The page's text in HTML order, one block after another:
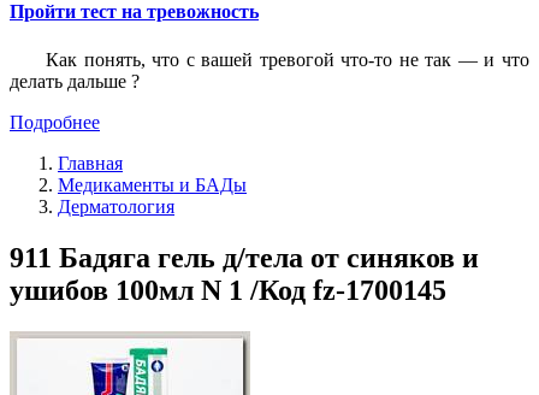
Пройти тест на тревожность
Как понять, что с вашей тревогой что-то не так — и что
делать дальше ?
Подробнее
Главная
Медикаменты и БАДы
Дерматология
911 Бадяга гель д/тела от синяков и
ушибов 100мл N 1 /Код fz-1700145